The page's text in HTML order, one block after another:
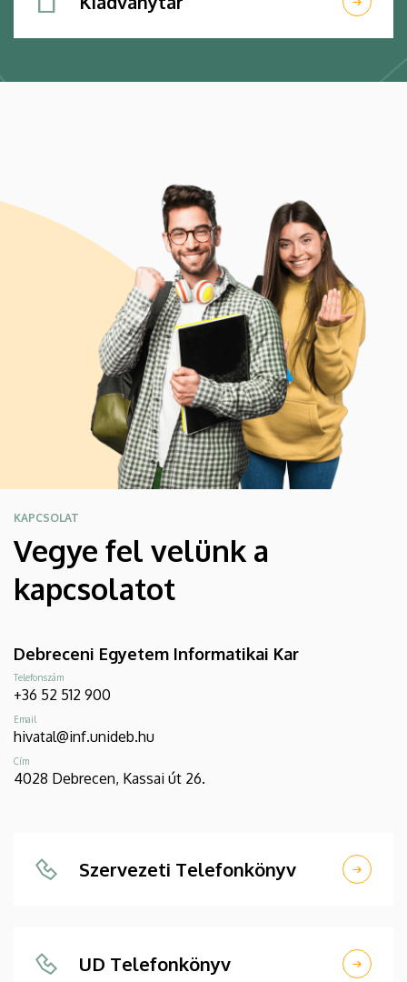
KAPCSOLAT
Vegye fel velünk a
kapcsolatot
Debreceni Egyetem Informatikai Kar
Telefonszám
+36 52 512 900
Email
hivatal@inf.unideb.hu
Cím
4028 Debrecen, Kassai út 26.
Szervezeti Telefonkönyv
UD Telefonkönyv